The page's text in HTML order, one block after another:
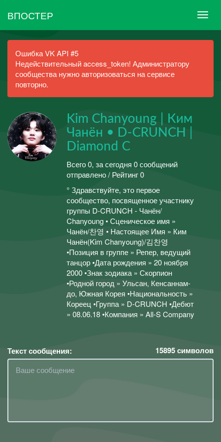
ВПОСТЕР
Ошибка VK API #5
Недействительный access_token! Администратору
сообщества нужно авторизоваться на сервисе
повторно.
Kim Chanyoung | Ким
Чанён • D-CRUNCH |
Diamond C
Всего 0, за сегодня 0 сообщений
отправлено / Рейтинг 0
° Здравствуйте, это первое
сообщество, посвященное участнику
группы D-CRUNCH - Чанён/
Chanyoung • Сценическое имя »
Чанён/찬영 • Настоящее Имя » Ким
Чанён(Kim Chanyoung)/김찬영
•Позиция в группе » Репер, ведущий
танцор •Дата рождения » 20 ноября
2000 •Знак зодиака » Скорпион
•Родной город » Ульсан, Кенсаннам-
до, Южная Корея •Национальность »
Кореец •Группа » D-CRUNCH •Дебют
» 08.06.18 •Компания » All-S Company
Текст сообщения: 15895символов